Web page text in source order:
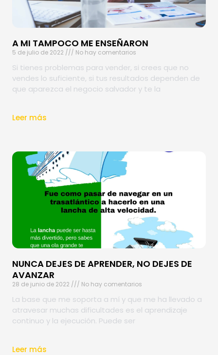
A MI TAMPOCO ME ENSEÑARON
5 de julio de 2022 No hay comentarios
Si tienes problemas para vender, si crees que no
vendes lo suficiente, si tus resultados dependen de
que aparezca el negocio salvador y te la
Leer más
NUNCA DEJES DE APRENDER, NO DEJES DE
AVANZAR
28 de junio de 2022 No hay comentarios
La base que me soporta a mí y que me ha llevado a
atravesar muchas dificultades es el aprendizaje
continuo y la ejecución. Puede ser
Leer más